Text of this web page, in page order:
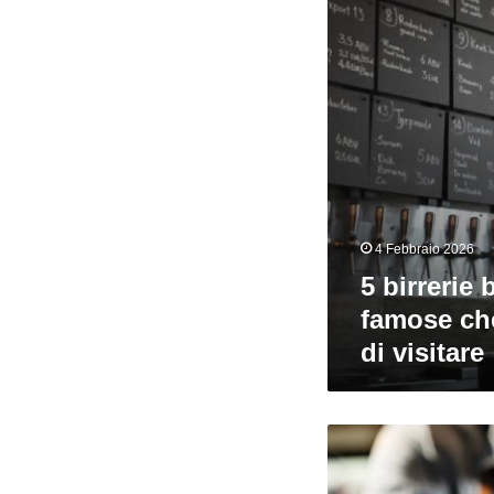
vale
la
pena
visitare
4 Febbraio 2026
5 birrerie
famose
di visitare
Fare
birra
alla